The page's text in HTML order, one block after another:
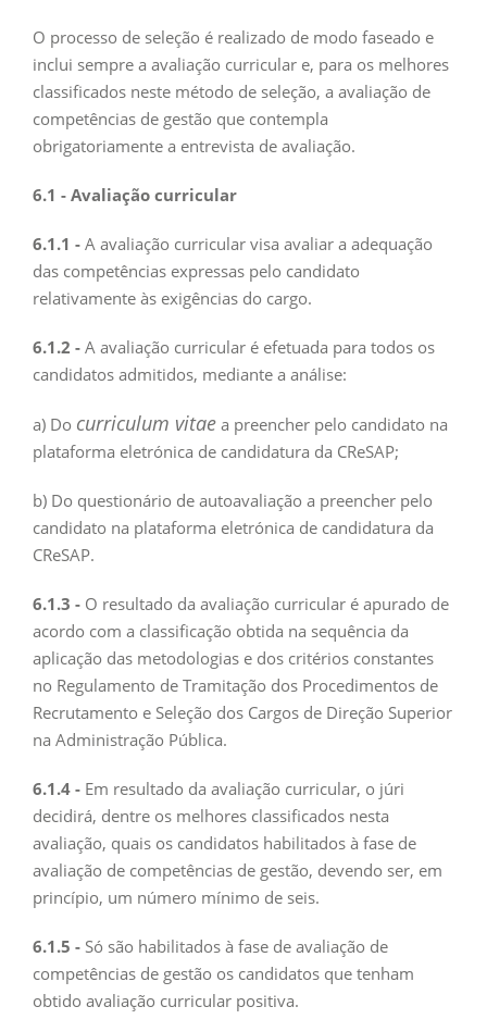
O processo de seleção é realizado de modo faseado e
inclui sempre a avaliação curricular e, para os melhores
classificados neste método de seleção, a avaliação de
competências de gestão que contempla
obrigatoriamente a entrevista de avaliação.
6.1 - Avaliação curricular
6.1.1 - A avaliação curricular visa avaliar a adequação
das competências expressas pelo candidato
relativamente às exigências do cargo.
6.1.2 - A avaliação curricular é efetuada para todos os
candidatos admitidos, mediante a análise:
a) Do curriculum vitae a preencher pelo candidato na
plataforma eletrónica de candidatura da CReSAP;
b) Do questionário de autoavaliação a preencher pelo
candidato na plataforma eletrónica de candidatura da
CReSAP.
6.1.3 - O resultado da avaliação curricular é apurado de
acordo com a classificação obtida na sequência da
aplicação das metodologias e dos critérios constantes
no Regulamento de Tramitação dos Procedimentos de
Recrutamento e Seleção dos Cargos de Direção Superior
na Administração Pública.
6.1.4 - Em resultado da avaliação curricular, o júri
decidirá, dentre os melhores classificados nesta
avaliação, quais os candidatos habilitados à fase de
avaliação de competências de gestão, devendo ser, em
princípio, um número mínimo de seis.
6.1.5 - Só são habilitados à fase de avaliação de
competências de gestão os candidatos que tenham
obtido avaliação curricular positiva.